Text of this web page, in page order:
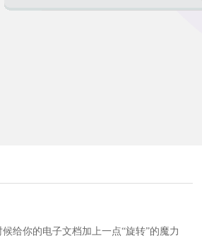
给你的电子文档加上一点“旋转”的魔力